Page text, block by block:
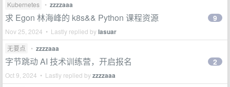
Kubernetes • zzzzaaa
求 Egon 林海峰的 k8s&& Python 课程资源
Nov 25, 2024 • Lastly replied bylasuar
9
无要点 • zzzzaaa
字节跳动 AI 技术训练营，开启报名
Oct 9, 2024 • Lastly replied byzzzzaaa
2